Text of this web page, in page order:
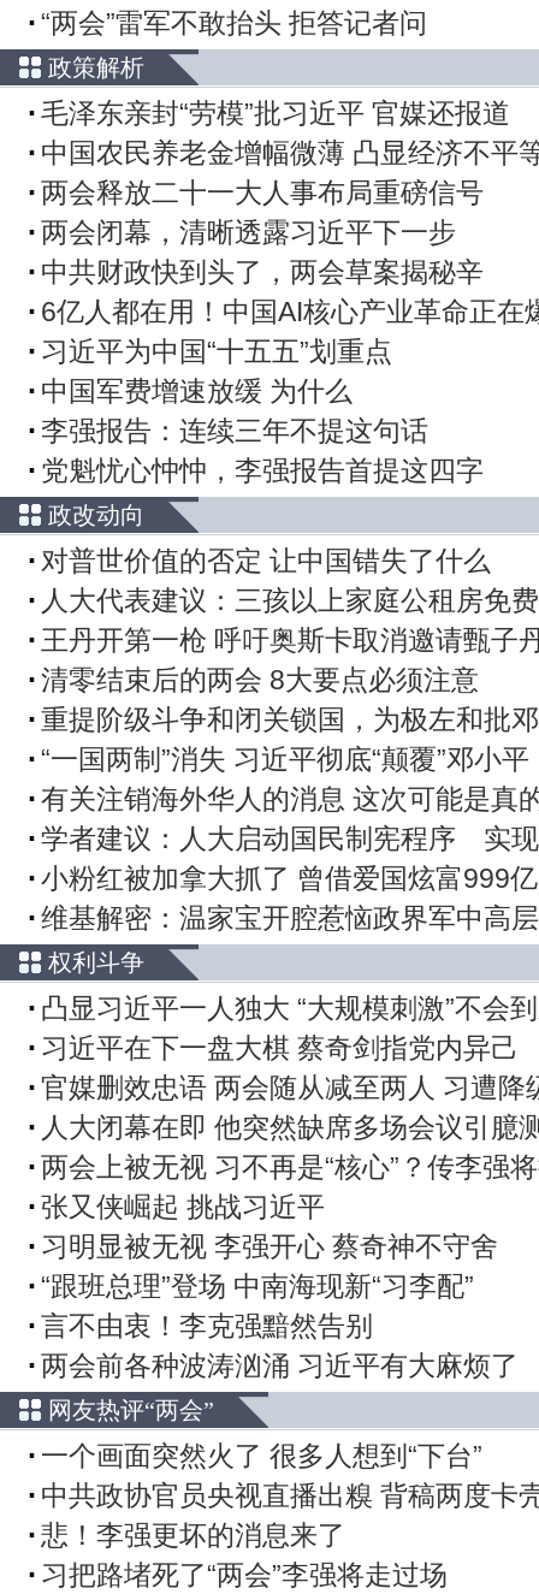
“两会”雷军不敢抬头 拒答记者问
政策解析
毛泽东亲封“劳模”批习近平 官媒还报道
中国农民养老金增幅微薄 凸显经济不平
两会释放二十一大人事布局重磅信号
两会闭幕，清晰透露习近平下一步
中共财政快到头了，两会草案揭秘辛
6亿人都在用！中国AI核心产业革命正在
习近平为中国“十五五”划重点
中国军费增速放缓 为什么
李强报告：连续三年不提这句话
党魁忧心忡忡，李强报告首提这四字
政改动向
对普世价值的否定 让中国错失了什么
人大代表建议：三孩以上家庭公租房免费
王丹开第一枪 呼吁奥斯卡取消邀请甄子
清零结束后的两会 8大要点必须注意
重提阶级斗争和闭关锁国，为极左和批
“一国两制”消失 习近平彻底“颠覆”邓小平
有关注销海外华人的消息 这次可能是真
学者建议：人大启动国民制宪程序 实
小粉红被加拿大抓了 曾借爱国炫富999亿
维基解密：温家宝开腔惹恼政界军中高层
权利斗争
凸显习近平一人独大 “大规模刺激”不会
习近平在下一盘大棋 蔡奇剑指党内异己
官媒删效忠语 两会随从减至两人 习遭降
人大闭幕在即 他突然缺席多场会议引臆
两会上被无视 习不再是“核心”？传李强
张又侠崛起 挑战习近平
习明显被无视 李强开心 蔡奇神不守舍
“跟班总理”登场 中南海现新“习李配”
言不由衷！李克强黯然告别
两会前各种波涛汹涌 习近平有大麻烦了
网友热评“两会”
一个画面突然火了 很多人想到“下台”
中共政协官员央视直播出糗 背稿两度卡
悲！李强更坏的消息来了
习把路堵死了“两会”李强将走过场